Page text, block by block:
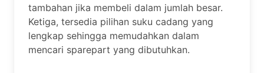
tambahan jika membeli dalam jumlah besar.
Ketiga, tersedia pilihan suku cadang yang
lengkap sehingga memudahkan dalam
mencari sparepart yang dibutuhkan.